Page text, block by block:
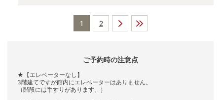
1 2
ご予約時の注意点
★【エレベーターなし】
3階建てですが館内にエレベーターはありません。
（階段には手すりがあります。）